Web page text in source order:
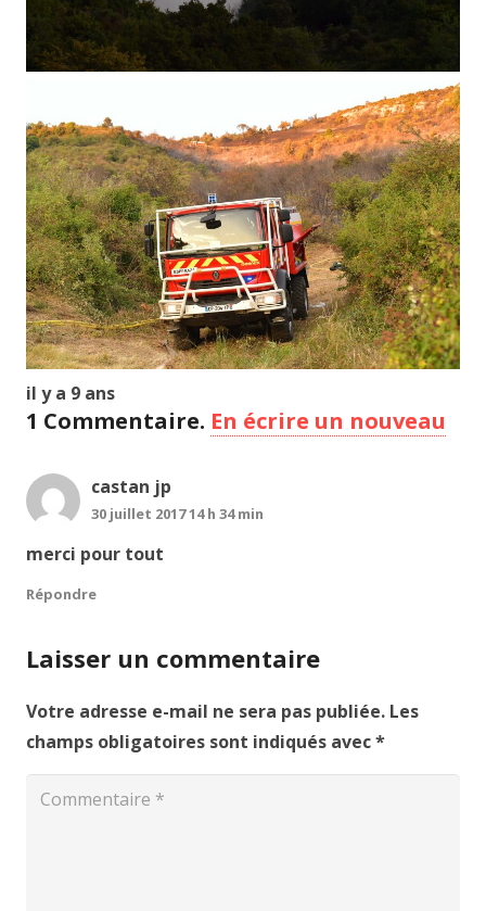
il y a 9 ans
1 Commentaire. En écrire un nouveau
castan jp
30 juillet 2017 14 h 34 min
merci pour tout
Répondre
Laisser un commentaire
Votre adresse e-mail ne sera pas publiée. Les
champs obligatoires sont indiqués avec*